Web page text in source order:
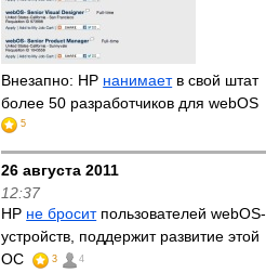
Внезапно: HP нанимаетв свой штат
более 50 разработчиков для webOS
5
26 августа 2011
12:37
HP не броситпользователей webOS-
устройств, поддержит развитие этой
ОС
3 4